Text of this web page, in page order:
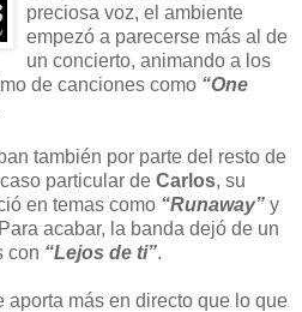
preciosa voz, el ambiente
empezó a parecerse más al de
un concierto, animando a los
de canciones como “One
también por parte del resto de
particular de Carlos, su
en temas como “Runaway” y
acabar, la banda dejó de un
con “Lejos de ti”.
aporta más en directo que lo que